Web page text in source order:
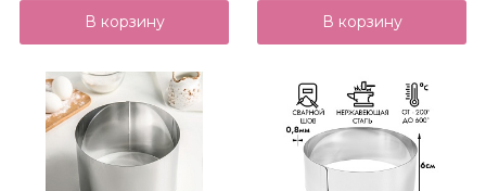
В корзину В корзину